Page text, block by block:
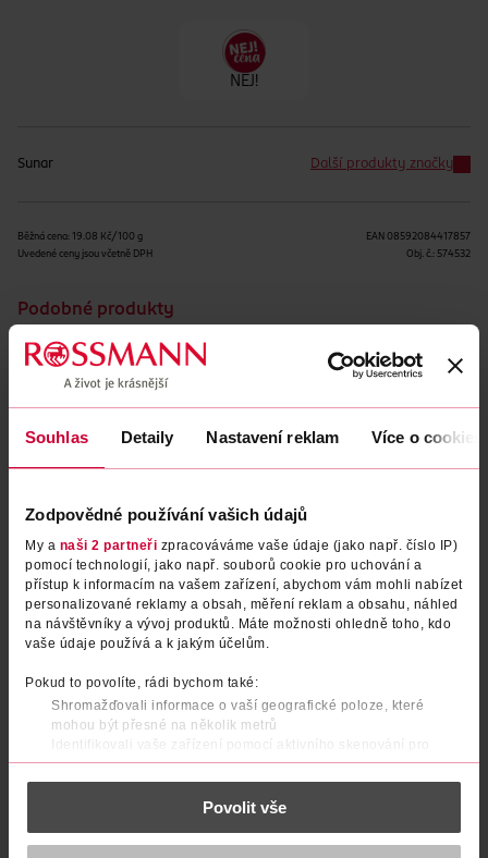
Souhlas Detaily Nastavení reklam Více o cookies
Zodpovědné používání vašich údajů
My a naši 2 partneři zpracováváme vaše údaje (jako např. číslo IP)
pomocí technologií, jako např. souborů cookie pro uchování a
přístup k informacím na vašem zařízení, abychom vám mohli nabízet
personalizované reklamy a obsah, měření reklam a obsahu, náhled
na návštěvníky a vývoj produktů. Máte možnosti ohledně toho, kdo
vaše údaje používá a k jakým účelům.
Pokud to povolíte, rádi bychom také:
Shromažďovali informace o vaší geografické poloze, které
mohou být přesné na několik metrů
Identifikovali vaše zařízení pomocí aktivního skenování pro
konkrétní charakteristiky (otisk prstu)
Zjistěte více o tom, jak zpracováváme vaše osobní údaje, a nastavte
části s podrobnostmi . Svůj souhlas můžete kdykoliv
Povolit vše
NEJ!
Sunar Další produkty značky
Běžná cena: 19.08 Kč/100 g
Uvedené ceny jsou včetně DPH
EAN 08592084417857
Obj. č.: 574532
Podobné produkty
Ovocná kašička s cereáliemi
jablko a borůvka
22.90 Kč
Obj. č.: 574563
Ovocná kašička s cereáliemi
mix ovoce
22.90 Kč
Obj. č.: 574549